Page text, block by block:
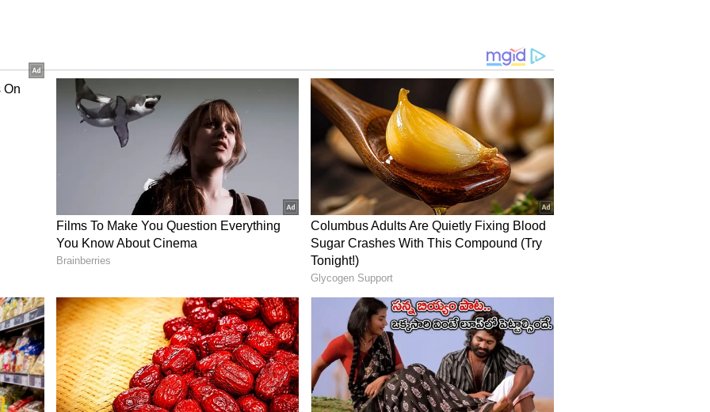
మృత దేహాన్ని తీసుకెళ్లి అక్కడ దానిని ఈడ్చుకెళ్లారు.
శనివారం వైరల్‌గా మారింది. ఈ వీడియో సోషల్
వ్యక్తం చేశారు. వారిపై చర్యలు తీసుకోవాలని
ఫ్రెండ్స్‌ కాలనీ పోలీసులు ఎఫ్‌ఐఆర్‌ నమోదు చేశారు.
క్రూరత్వ నిరోధక చట్టంలోని సెక్షన్ల కింద కేసు
క్షమాపణలు చెప్పాలని ఐఏపీ డిమాండ్..
సంరక్షణ సంస్థకు చెందిన అంబికా శుక్లా వార్తా సంస్థ